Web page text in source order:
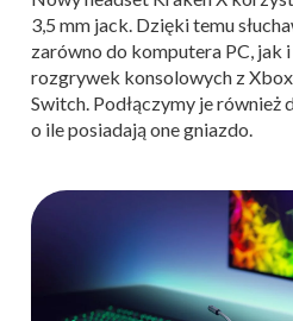
3,5 mm jack. Dzięki temu
zarówno do komputera PC, jak
rozgrywek konsolowych z
Switch. Podłączymy je
o ile posiadają one gniazdo.